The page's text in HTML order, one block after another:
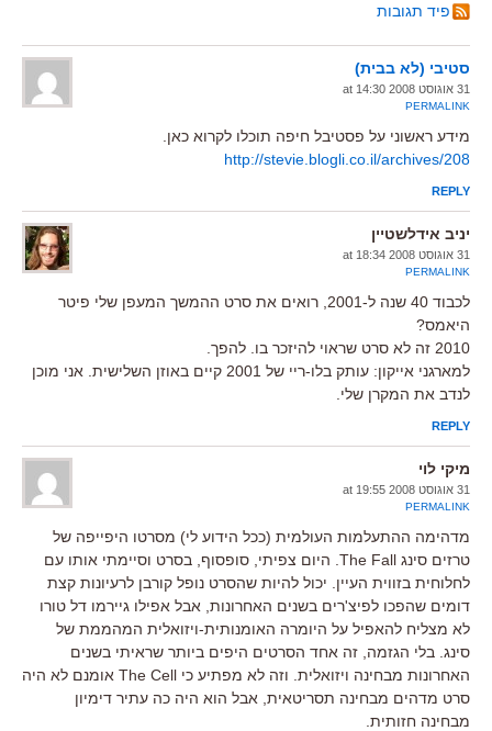
פיד תגובות
סטיבי (לא בבית)
31 אוגוסט 2008 at 14:30
PERMALINK
מידע ראשוני על פסטיבל חיפה תוכלו לקרוא כאן.
http://stevie.blogli.co.il/archives/208
REPLY
יניב אידלשטיין
31 אוגוסט 2008 at 18:34
PERMALINK
לכבוד 40 שנה ל-2001, רואים את סרט ההמשך המעפן שלי פיטר
היאמס?
2010 זה לא סרט שראוי להיזכר בו. להפך.
למארגני אייקון: עותק בלו-ריי של 2001 קיים באוזן השלישית. אני מוכן
לנדב את המקרן שלי.
REPLY
מיקי לוי
31 אוגוסט 2008 at 19:55
PERMALINK
מדהימה ההתעלמות העולמית (ככל הידוע לי) מסרטו היפייפה של
טרזים סינג The Fall. היום צפיתי, סופסוף, בסרט וסיימתי אותו עם
לחלוחית בזווית העיין. יכול להיות שהסרט נופל קורבן לרעיונות קצת
דומים שהפכו לפיצ'רים בשנים האחרונות, אבל אפילו גיירמו דל טורו
לא מצליח להאפיל על היומרה האומנותית-ויזואלית המהממת של
סינג. בלי הגזמה, זה אחד הסרטים היפים ביותר שראיתי בשנים
האחרונות מבחינה ויזואלית. וזה לא מפתיע כי The Cell אומנם לא היה
סרט מדהים מבחינה תסריטאית, אבל הוא היה כה עתיר דימיון
מבחינה חזותית.